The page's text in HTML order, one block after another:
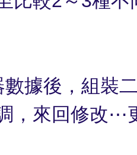
據後，組裝
，來回修改⋯